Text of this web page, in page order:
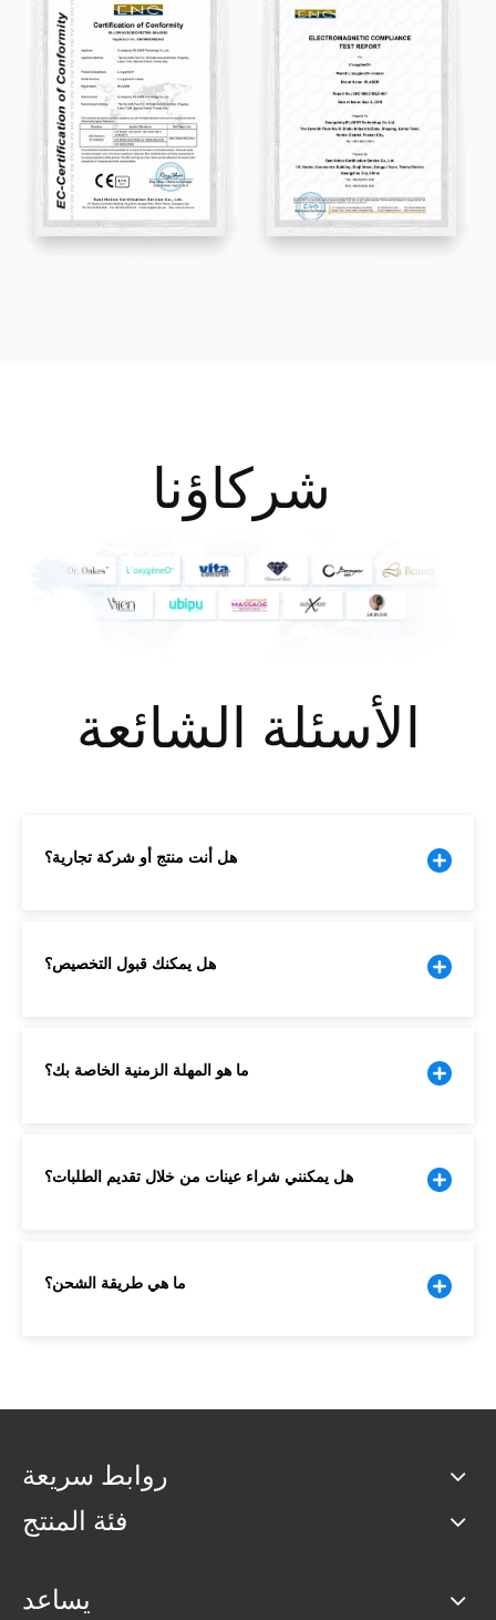
شركاؤنا
هل أنت منتج أو شركة تجارية؟
هل يمكنك قبول التخصيص؟
ما هو المهلة الزمنية الخاصة بك؟
هل يمكنني شراء عينات من خلال تقديم الطلبات؟
ما هي طريقة الشحن؟
روابط سريعة
فئة المنتج
يساعد